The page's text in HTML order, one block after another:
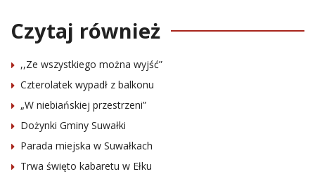
Czytaj również
,,Ze wszystkiego można wyjść”
Czterolatek wypadł z balkonu
„W niebiańskiej przestrzeni”
Dożynki Gminy Suwałki
Parada miejska w Suwałkach
Trwa święto kabaretu w Ełku